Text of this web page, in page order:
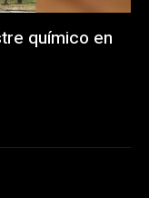
químico en